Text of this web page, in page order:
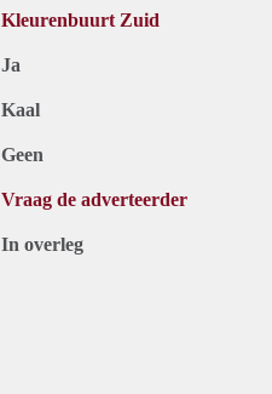
Kleurenbuurt Zuid
Ja
Kaal
Geen
Vraag de adverteerder
In overleg